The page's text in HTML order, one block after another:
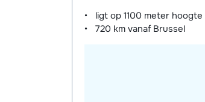
ligt op1100 meter hoogte
720 km vanaf Brussel